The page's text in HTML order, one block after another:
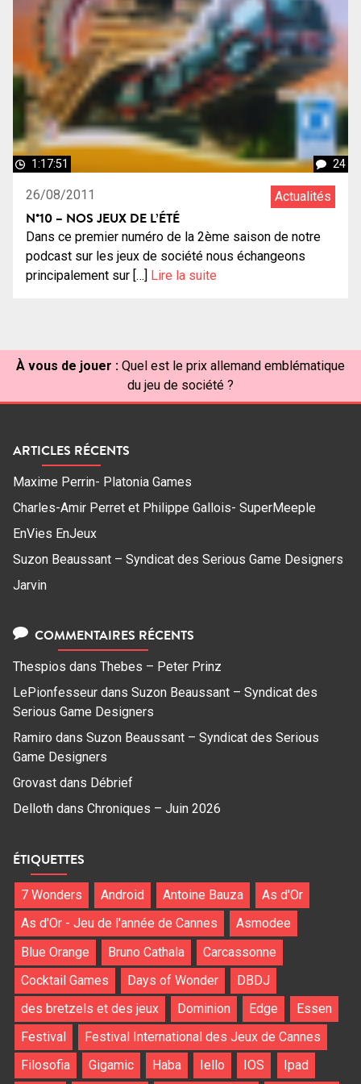
1:17:51 24
26/08/2011 Actualités
N°10 – NOS JEUX DE L’ÉTÉ
Dans ce premier numéro de la 2ème saison de notre
podcast sur les jeux de société nous échangeons
principalement sur […] Lire la suite
À vous de jouer : Quel est le prix allemand emblématique
du jeu de société ?
ARTICLES RÉCENTS
Maxime Perrin- Platonia Games
Charles-Amir Perret et Philippe Gallois- SuperMeeple
EnVies EnJeux
Suzon Beaussant – Syndicat des Serious Game Designers
Jarvin
COMMENTAIRES RÉCENTS
Thespios dans Thebes – Peter Prinz
LePionfesseur dans Suzon Beaussant – Syndicat des
Serious Game Designers
Ramiro dans Suzon Beaussant – Syndicat des Serious
Game Designers
Grovast dans Débrief
Delloth dans Chroniques – Juin 2026
ÉTIQUETTES
7 Wonders Android Antoine Bauza
As d'Or
As d'Or - Jeu de l'année de Cannes
Asmodee
Blue Orange
Bruno Cathala
Carcassonne
Cocktail Games
Days of Wonder
DBDJ
des bretzels et des jeux
Dominion Edge
Essen
Festival
Festival International des Jeux de Cannes
Filosofia
Gigamic Haba Iello IOS Ipad